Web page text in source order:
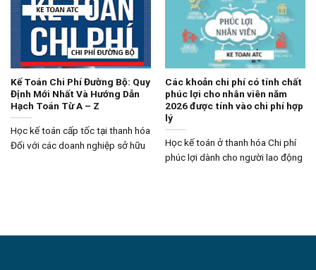
Kế Toán Chi Phí Đường Bộ: Quy
Định Mới Nhất Và Hướng Dẫn
Hạch Toán Từ A – Z
Học kế toán cấp tốc tại thanh hóa
Đối với các doanh nghiệp sở hữu
Các khoản chi phí có tính chất
phúc lợi cho nhân viên năm
2026 được tính vào chi phí hợp
lý
Học kế toán ở thanh hóa Chi phí
phúc lợi dành cho người lao động